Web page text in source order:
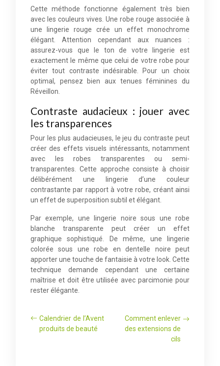
Cette méthode fonctionne également très bien
avec les couleurs vives. Une robe rouge associée à
une lingerie rouge crée un effet monochrome
élégant. Attention cependant aux nuances :
assurez-vous que le ton de votre lingerie est
exactement le même que celui de votre robe pour
éviter tout contraste indésirable. Pour un choix
optimal, pensez bien aux tenues féminines du
Réveillon.
Contraste audacieux : jouer avec
les transparences
Pour les plus audacieuses, le jeu du contraste peut
créer des effets visuels intéressants, notamment
avec les robes transparentes ou semi-
transparentes. Cette approche consiste à choisir
délibérément une lingerie d’une couleur
contrastante par rapport à votre robe, créant ainsi
un effet de superposition subtil et élégant.
Par exemple, une lingerie noire sous une robe
blanche transparente peut créer un effet
graphique sophistiqué. De même, une lingerie
colorée sous une robe en dentelle noire peut
apporter une touche de fantaisie à votre look. Cette
technique demande cependant une certaine
maîtrise et doit être utilisée avec parcimonie pour
rester élégante.
Calendrier de l’Avent
produits de beauté
Comment enlever
des extensions de
cils